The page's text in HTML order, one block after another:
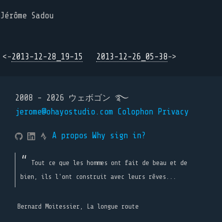
Jérôme Sadou
<-2013-12-28_19-15 2013-12-26_05-38->
2008 - 2026 ウェボゴン ࿐
jerome@ohayostudio.com Colophon Privacy
A propos Why sign in?
Tout ce que les hommes ont fait de beau et de
bien, ils l'ont construit avec leurs rêves...
Bernard Moitessier, La longue route